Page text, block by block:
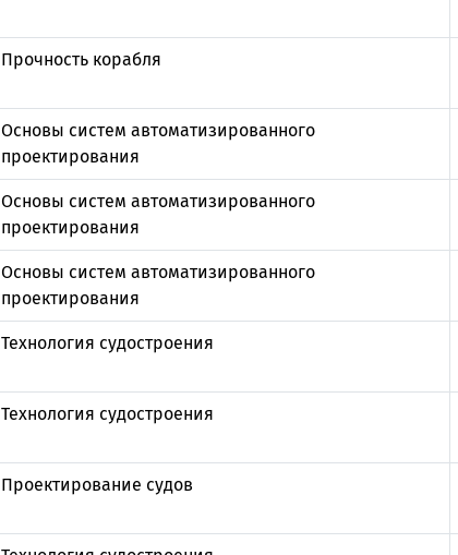
Прочность корабля
Основы систем автоматизированного
проектирования
Основы систем автоматизированного
проектирования
Основы систем автоматизированного
проектирования
Технология судостроения
Технология судостроения
Проектирование судов